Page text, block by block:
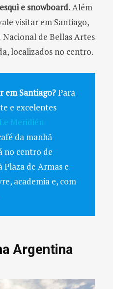
e snowboard.Além
visitar em Santiago,
de Bellas Artes
localizados no centro.
em Santiago?Para
e excelentes
Le Meridién
da manhã
no centro de
de Armas e
academia e, com
Argentina